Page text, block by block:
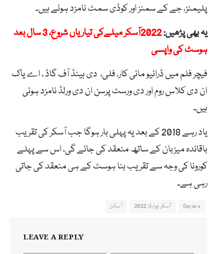
پلیمنز،جےکےسمنزاورکوڈیسمٹنامزدہوئےہیں۔
یہ بھی پڑھیں:
2022آسکر میلےکی تیاریاں شروع، 3 سال بعد
ہوسٹ کی واپسی
فیچرفلممیںڈرائیومائیکار،فلی، دیہینڈآفگاڈ،اےیاک
اندیکلاسروماوردیورسٹپرسناندیورلڈنامزدہوئی
ہیں۔
یاد رہے 2018 کے بعد یہ پہلی بار ہوگا جب آسکر کی تقریب
باقائدہ میزبان کے ساتھ منعقد کی جائے گی، اس سے پہلے
کورونا کی وجہ سے تقریب بنا ہوسٹ کے ہی منعقد کی جاتی
رہی ہے۔
Oscars آسکر ایوارڈز 2022 آسکرز
LEAVE A REPLY